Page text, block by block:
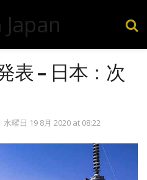
表 – 日本：次
水曜日 19 8月 2020 at 08:22